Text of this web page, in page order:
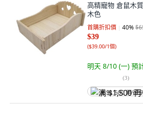
高精寵物 倉鼠木
木色
首購折扣價 40%
$39
($39.00/1個)
明天 8/10 (一) 預
(3)
满 $1,500 再省